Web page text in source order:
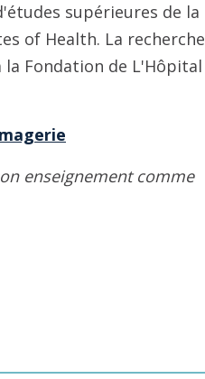
supérieures de la
of Health. La recherche
Fondation de L'Hôpital
enseignement comme